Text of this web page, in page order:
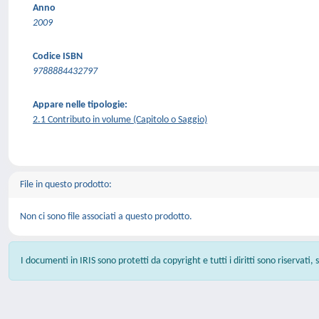
Anno
2009
Codice ISBN
9788884432797
Appare nelle tipologie:
2.1 Contributo in volume (Capitolo o Saggio)
File in questo prodotto:
Non ci sono file associati a questo prodotto.
I documenti in IRIS sono protetti da copyright e tutti i diritti sono riservati,